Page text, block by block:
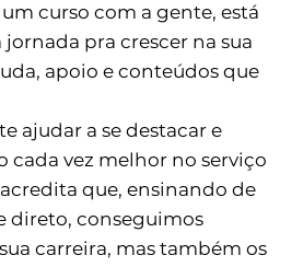
curso com a gente, está
pra crescer na sua
apoio e conteúdos que
ajudar a se destacar e
cada vez melhor no serviço
que, ensinando de
direto, conseguimos
carreira, mas também os